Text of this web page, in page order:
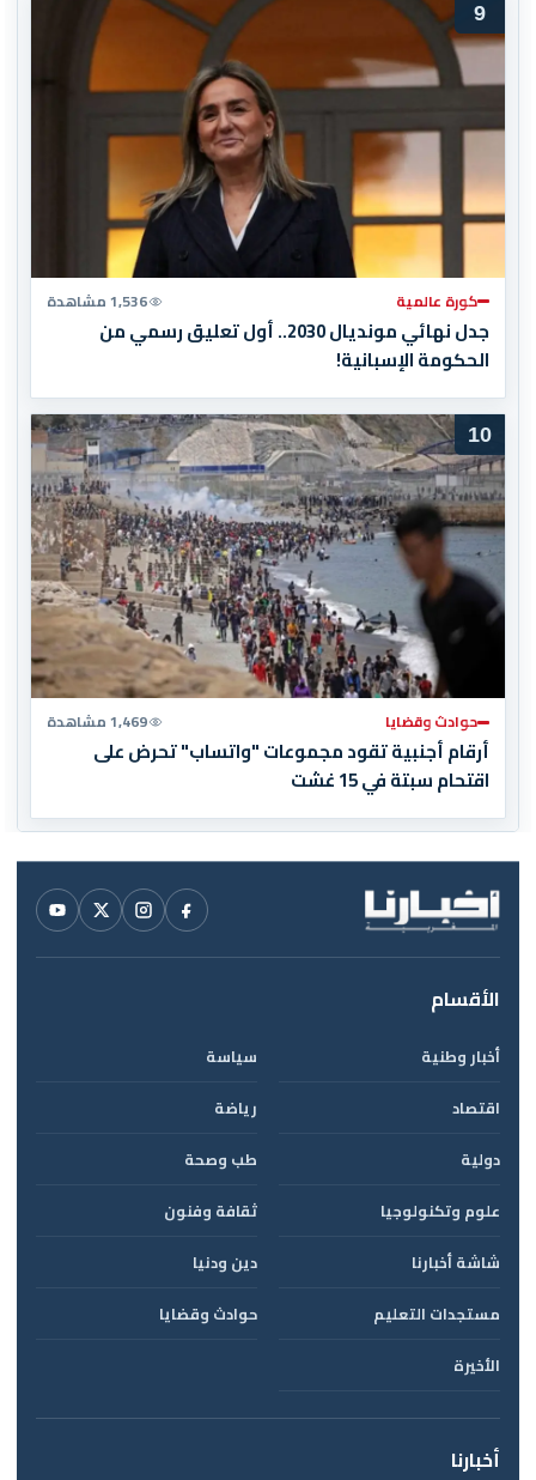
9
كورة عالمية 1,536 مشاهدة
جدل نهائي مونديال 2030.. أول تعليق رسمي من
الحكومة الإسبانية!
10
حوادث وقضايا 1,469 مشاهدة
أرقام أجنبية تقود مجموعات "واتساب" تحرض على
اقتحام سبتة في 15 غشت
الأقسام
أخبار وطنية
سياسة
اقتصاد
رياضة
دولية
طب وصحة
علوم وتكنولوجيا
ثقافة وفنون
شاشة أخبارنا
دين ودنيا
مستجدات التعليم
حوادث وقضايا
الأخيرة
أخبارنا